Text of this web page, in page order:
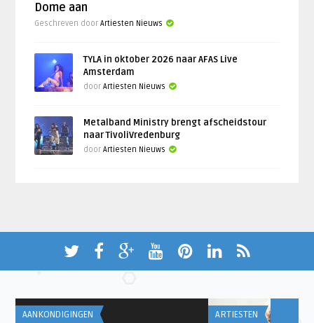
Dome aan
Geschreven doorArtiesten Nieuws
TYLA in oktober 2026 naar AFAS Live
Amsterdam
doorArtiesten Nieuws
Metalband Ministry brengt afscheidstour
naar TivoliVredenburg
doorArtiesten Nieuws
AANKONDIGINGEN ARTIESTEN